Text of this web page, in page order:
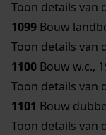
Toon details van
1099 Bouw
Toon details van
1100 Bouw w.c.,
Toon details van
1101 Bouw
Toon details van